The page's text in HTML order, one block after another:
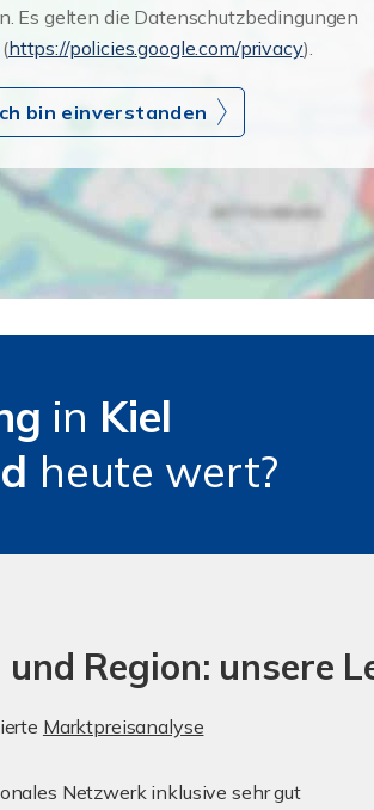
Es gelten die Datenschutzbedingungen
https://policies.google.com/privacy).
bin einverstanden
in Kiel
heute wert?
Region: unsere
Marktpreisanalyse
Netzwerk inklusive sehr gut